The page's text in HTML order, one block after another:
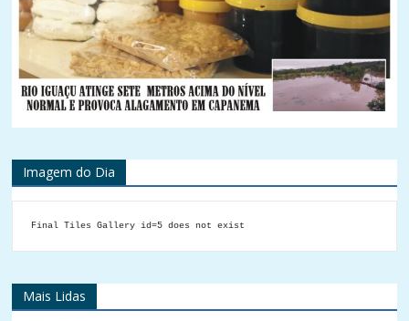
Imagem do Dia
Final Tiles Gallery id=5 does not exist
Mais Lidas